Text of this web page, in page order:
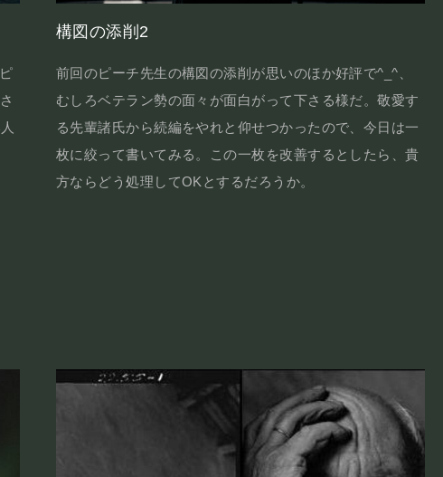
構図の添削2
前回のピーチ先生の構図の添削が思いのほか好評で^_^、
むしろベテラン勢の面々が面白がって下さる様だ。敬愛す
る先輩諸氏から続編をやれと仰せつかったので、今日は一
枚に絞って書いてみる。この一枚を改善するとしたら、貴
方ならどう処理してOKとするだろうか。